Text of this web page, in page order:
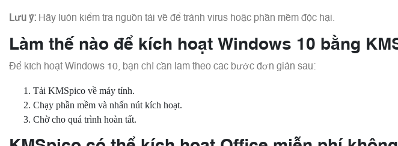
Lưu ý: Hãy luôn kiểm tra nguồn tải về để tránh virus hoặc phần mềm độc hại.
Làm thế nào để kích hoạt Windows 10 bằng
Để kích hoạt Windows 10, bạn chỉ cần làm theo các bước đơn giản sau:
Tải KMSpico về máy tính.
Chạy phần mềm và nhấn nút kích hoạt.
Chờ cho quá trình hoàn tất.